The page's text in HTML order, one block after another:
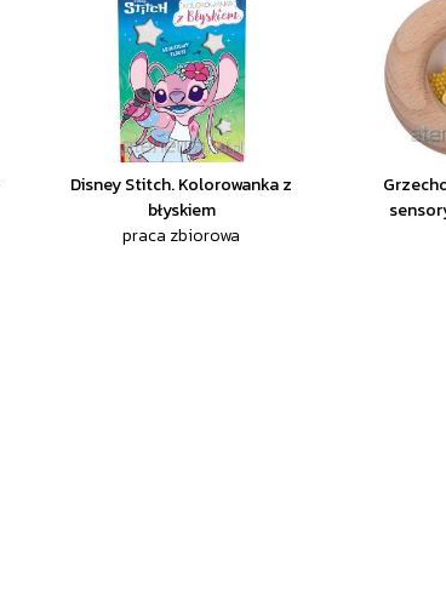
Disney Stitch. Kolorowanka z
błyskiem
praca zbiorowa